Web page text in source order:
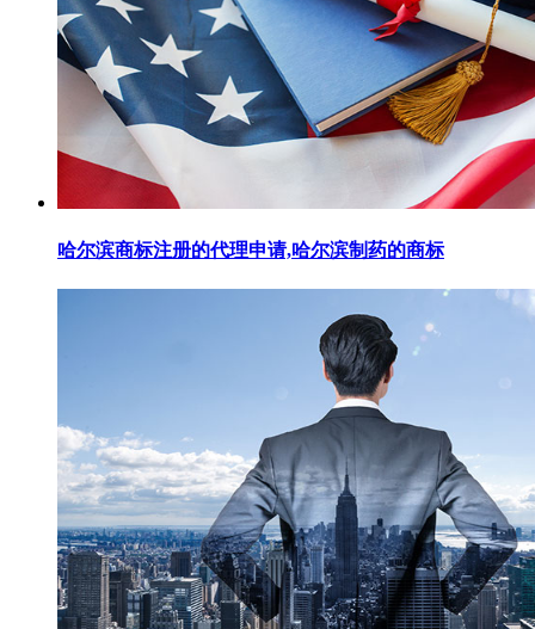
哈尔滨商标注册的代理申请,哈尔滨制药的商标